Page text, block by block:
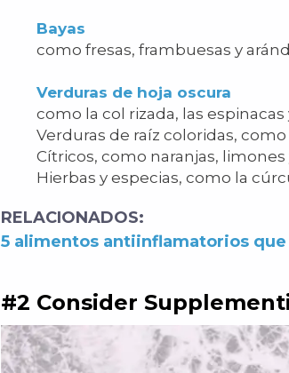
Bayas
como fresas, frambuesas y
Verduras de hoja oscura
como la col rizada, las
Verduras de raíz coloridas,
Cítricos, como naranjas,
Hierbas y especias, como la
RELACIONADOS:
5 alimentos antiinflamatorios
#2 Consider